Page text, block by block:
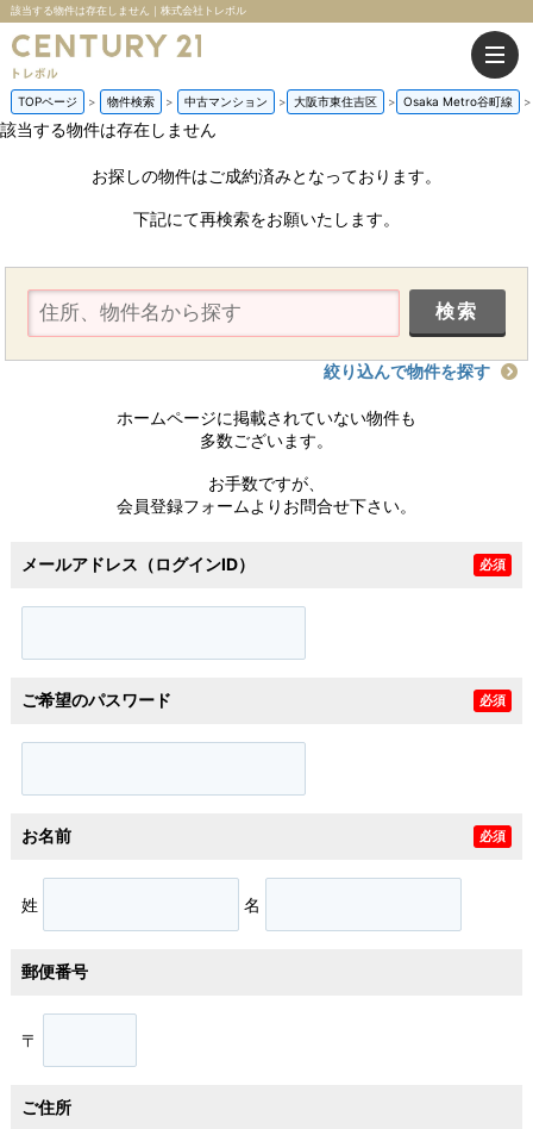
該当する物件は存在しません｜株式会社トレボル
TOPページ 物件検索 中古マンション 大阪市東住吉区 Osaka Metro谷町線
該当する物件は存在しません
お探しの物件はご成約済みとなっております。
下記にて再検索をお願いたします。
絞り込んで物件を探す
ホームページに掲載されていない物件も
多数ございます。
お手数ですが、
会員登録フォームよりお問合せ下さい。
メールアドレス（ログインID） 必須
ご希望のパスワード 必須
お名前 必須
姓 名
郵便番号
〒
ご住所